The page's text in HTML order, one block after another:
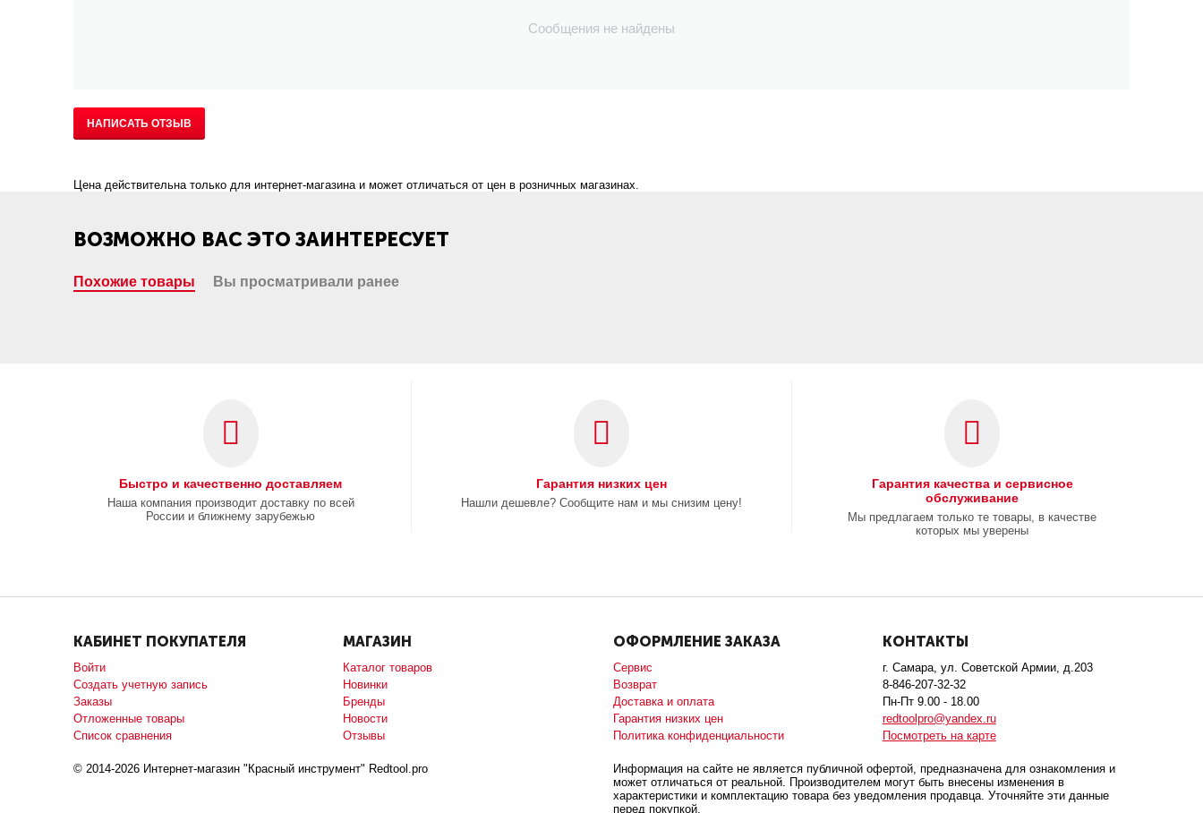
Сообщения не найдены
НАПИСАТЬ ОТЗЫВ
Цена действительна только для интернет-магазина и может отличаться от цен в розничных магазинах.
ВОЗМОЖНО ВАС ЭТО ЗАИНТЕРЕСУЕТ
Похожие товары Вы просматривали ранее
Быстро и качественно доставляем
Наша компания производит доставку по всей
России и ближнему зарубежью
Гарантия низких цен
Нашли дешевле? Сообщите нам и мы снизим цену!
Гарантия качества и сервисное
обслуживание
Мы предлагаем только те товары, в качестве
которых мы уверены
КАБИНЕТ ПОКУПАТЕЛЯ
Войти
Создать учетную запись
Заказы
Отложенные товары
Список сравнения
МАГАЗИН
Каталог товаров
Новинки
Бренды
Новости
Отзывы
ОФОРМЛЕНИЕ ЗАКАЗА
Сервис
Возврат
Доставка и оплата
Гарантия низких цен
Политика конфиденциальности
КОНТАКТЫ
г. Самара, ул. Советской Армии, д.203
8-846-207-32-32
Пн-Пт 9.00 - 18.00
redtoolpro@yandex.ru
Посмотреть на карте
© 2014-2026 Интернет-магазин "Красный инструмент" Redtool.pro
Информация на сайте не является публичной офертой, предназначена для ознакомления и
может отличаться от реальной. Производителем могут быть внесены изменения в
характеристики и комплектацию товара без уведомления продавца. Уточняйте эти данные
перед покупкой.